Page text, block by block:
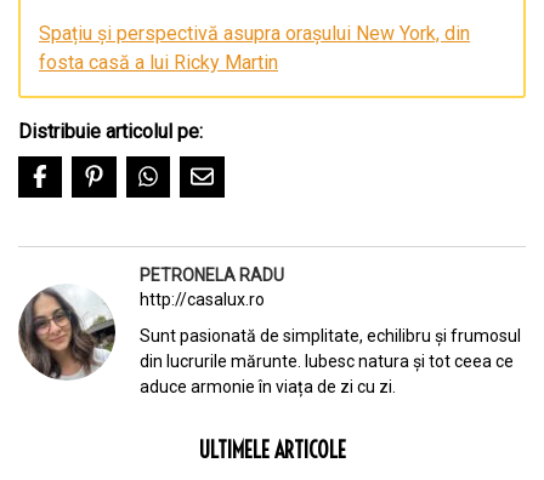
Spațiu și perspectivă asupra orașului New York, din
fosta casă a lui Ricky Martin
Distribuie articolul pe:
PETRONELA RADU
http://casalux.ro
Sunt pasionată de simplitate, echilibru și frumosul
din lucrurile mărunte. Iubesc natura și tot ceea ce
aduce armonie în viața de zi cu zi.
ULTIMELE ARTICOLE